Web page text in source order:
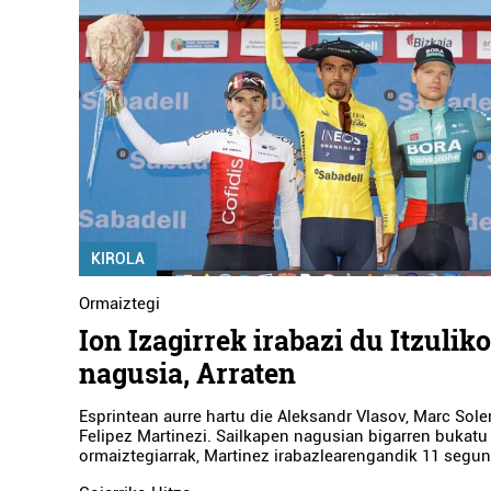
KIROLA
Ormaiztegi
Ion Izagirrek irabazi du
nagusia, Arraten
Esprintean aurre hartu die Aleksandr Vlasov, Marc
Felipez Martinezi. Sailkapen nagusian bigarren bukatu
ormaiztegiarrak, Martinez irabazlearengandik 11